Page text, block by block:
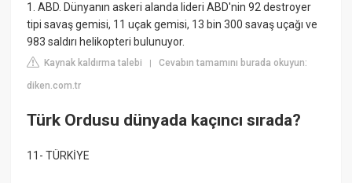
1. ABD. Dünyanın askeri alanda lideri ABD'nin 92 destroyer
tipi savaş gemisi, 11 uçak gemisi, 13 bin 300 savaş uçağı ve
983 saldırı helikopteri bulunuyor.
Kaynak kaldırma talebi |Cevabın tamamını burada okuyun:
diken.com.tr
Türk Ordusu dünyada kaçıncı sırada?
11- TÜRKİYE